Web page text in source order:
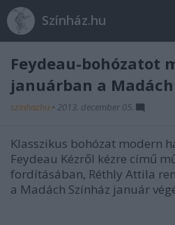
Színház.hu
Feydeau-bohózatot
januárban a
szinhazhu • 2013. december 05.
Klasszikus bohózat modern
Feydeau Kézről kézre című
fordításában, Réthly Attila
a Madách Színház január